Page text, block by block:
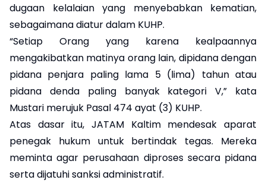
dugaan kelalaian yang menyebabkan kematian,
sebagaimana diatur dalam KUHP.
“Setiap Orang yang karena kealpaannya
mengakibatkan matinya orang lain, dipidana dengan
pidana penjara paling lama 5 (lima) tahun atau
pidana denda paling banyak kategori V,” kata
Mustari merujuk Pasal 474 ayat (3) KUHP.
Atas dasar itu, JATAM Kaltim mendesak aparat
penegak hukum untuk bertindak tegas. Mereka
meminta agar perusahaan diproses secara pidana
serta dijatuhi sanksi administratif.